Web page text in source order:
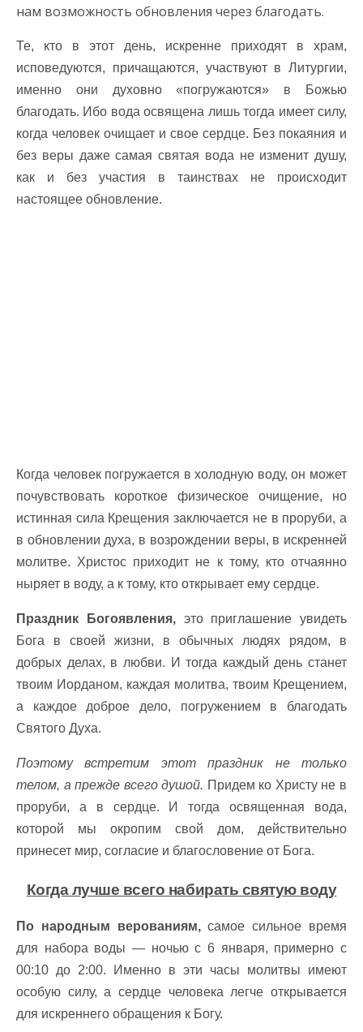
нам возможность обновления через благодать.
Те, кто в этот день, искренне приходят в храм,
исповедуются, причащаются, участвуют в Литургии,
именно они духовно «погружаются» в Божью
благодать. Ибо вода освящена лишь тогда имеет силу,
когда человек очищает и свое сердце. Без покаяния и
без веры даже самая святая вода не изменит душу,
как и без участия в таинствах не происходит
настоящее обновление.
Когда человек погружается в холодную воду, он может
почувствовать короткое физическое очищение, но
истинная сила Крещения заключается не в проруби, а
в обновлении духа, в возрождении веры, в искренней
молитве. Христос приходит не к тому, кто отчаянно
ныряет в воду, а к тому, кто открывает ему сердце.
Праздник Богоявления,это приглашение увидеть
Бога в своей жизни, в обычных людях рядом, в
добрых делах, в любви. И тогда каждый день станет
твоим Иорданом, каждая молитва, твоим Крещением,
а каждое доброе дело, погружением в благодать
Святого Духа.
Поэтому встретим этот праздник не только
телом, а прежде всего душой. Придем ко Христу не в
проруби, а в сердце. И тогда освященная вода,
которой мы окропим свой дом, действительно
принесет мир, согласие и благословение от Бога.
Когда лучше всего набирать святую воду
По народным верованиям,самое сильное время
для набора воды — ночью с 6 января, примерно с
00:10 до 2:00. Именно в эти часы молитвы имеют
особую силу, а сердце человека легче открывается
для искреннего обращения к Богу.